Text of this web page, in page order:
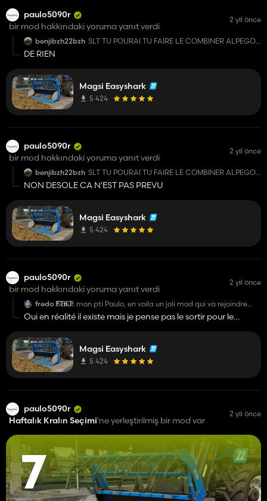
paulo5090r
bir mod hakkındaki yoruma yanıt verdi
2 yıl önce
benjibzh22bzh SLT TU POURAI TU FAIRE LE COMBINER ALPEGO
DE RIEN
Magsi Easyshark
5 424
paulo5090r
bir mod hakkındaki yoruma yanıt verdi
2 yıl önce
benjibzh22bzh SLT TU POURAI TU FAIRE LE COMBINER ALPEGO
8M SVP
NON DESOLE CA N'EST PAS PREVU
Magsi Easyshark
5 424
paulo5090r
bir mod hakkındaki yoruma yanıt verdi
2 yıl önce
fredo FTKTSalut mon pti Paulo, en voila un joli mod qui va rejoindre
mes fermes, ce godet il existe pour télescopique si oui tu
pense le sortir. Merci pour le partage et passe un bon week
Oui en réalité il existe mais je pense pas le sortir pour le
Magsi Easyshark
5 424
paulo5090r
Haftalık Kralın Seçimi'ne yerleştirilmiş bir mod var
2 yıl önce
7